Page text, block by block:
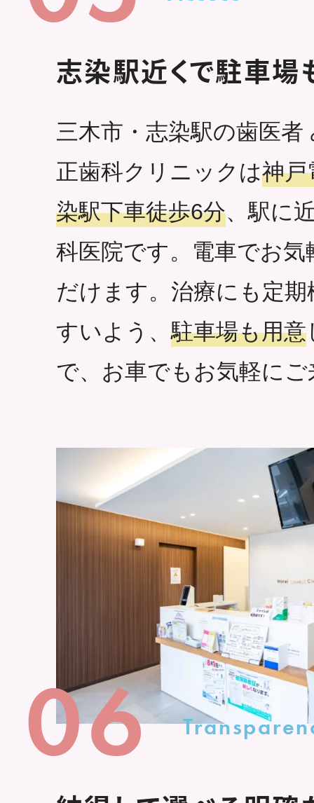
志染駅近くで駐車場
三木市・志染駅の歯医者
正歯科クリニックは神戸
染駅下車徒歩6分、駅に
科医院です。電車でお
だけます。治療にも定
すいよう、駐車場も用意
で、お車でもお気軽に
06